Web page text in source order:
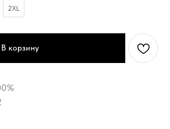
2XL
В корзину